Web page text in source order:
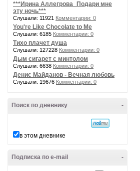
***Ирина Аллегрова_Подари мне
эту ночь***
Слушали: 11921 Комментарии: 0
You're Like Chocolate to Me
Слушали: 6185 Комментарии: 0
Тихо плачет душа
Слушали: 127228 Комментарии: 0
Дым сигарет с минтолом
Слушали: 6638 Комментарии: 0
Денис Майданов - Вечная любовь
Слушали: 19676 Комментарии: 0
-
Поиск по дневнику
в этом дневнике
-
Подписка по e-mail